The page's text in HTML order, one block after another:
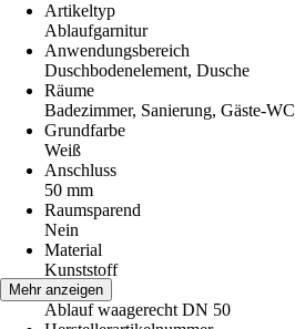
Artikeltyp
Ablaufgarnitur
Anwendungsbereich
Duschbodenelement, Dusche
Räume
Badezimmer, Sanierung, Gäste-WC
Grundfarbe
Weiß
Anschluss
50 mm
Raumsparend
Nein
Material
Kunststoff
Ablauf
Ablauf waagerecht DN 50
Mehr anzeigen